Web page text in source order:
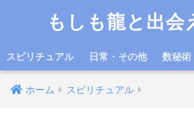
もしも龍と出会
スピリチュアル 日常・その他 数秘術
ホーム スピリチュアル